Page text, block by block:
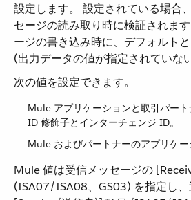
設定します。 設定されている場合
セージの読み取り時に検証されま
ージの書き込み時に、デフォルト
(出力データの値が指定されていな
次の値を設定できます。
Mule アプリケーションと取引パー
ID 修飾子とインターチェンジ ID。
Mule およびパートナーのアプリケー
Mule 値は受信メッセージの
(ISA07/ISA08、GS03) を指定し